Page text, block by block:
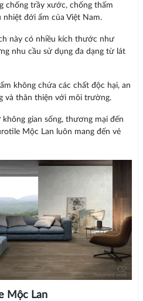
chống trầy xước, chống thấm
đới ẩm của Việt Nam.
này có nhiều kích thước như
nhu cầu sử dụng đa dạng từ lát
không chứa các chất độc hại, an
và thân thiện với môi trường.
gian sống, thương mại đến
Mộc Lan luôn mang đến vẻ
Mộc Lan